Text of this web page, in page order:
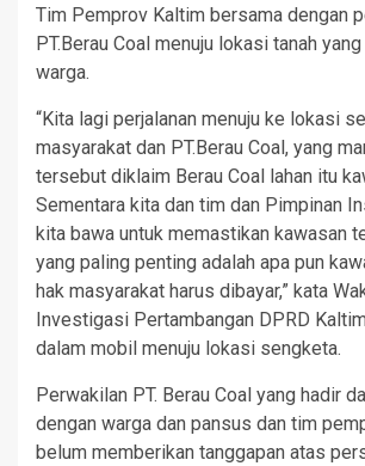
Tim Pemprov Kaltim bersama dengan
PT.Berau Coal menuju lokasi tanah
warga.
“Kita lagi perjalanan menuju ke lokasi
masyarakat dan PT.Berau Coal, yang
tersebut diklaim Berau Coal lahan itu
Sementara kita dan tim dan Pimpinan
kita bawa untuk memastikan kawasan
yang paling penting adalah apa pun
hak masyarakat harus dibayar,” kata
Investigasi Pertambangan DPRD
dalam mobil menuju lokasi sengketa.
Perwakilan PT. Berau Coal yang hadir
dengan warga dan pansus dan tim
belum memberikan tanggapan atas